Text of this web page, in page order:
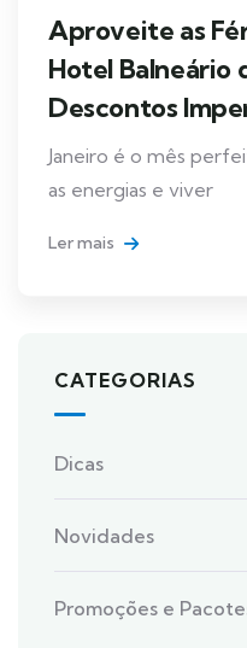
Aproveite as
Hotel Balneário
Descontos
Janeiro é o mês
as energias e viver
Ler mais
CATEGORIAS
Dicas
Novidades
Promoções e